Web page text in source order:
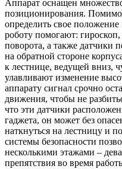
Аппарат оснащен
позиционирования. Помимо
определить свое
роботу помогают:
поворота, а также датчики
на обратной стороне
к лестнице, ведущей вниз,
улавливают изменение
аппарату сигнал срочно
движения, чтобы не
что эти датчики
гаджета, он может без
наткнуться на лестницу и
системы безопасности
несколькими этажами –
препятствия во время